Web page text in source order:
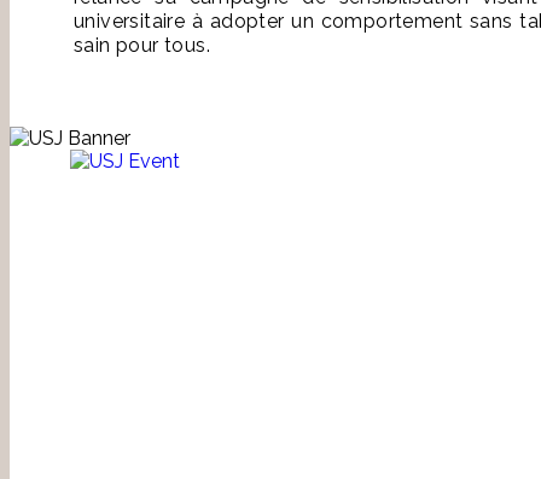
universitaire à adopter un comportement sans
sain pour tous.